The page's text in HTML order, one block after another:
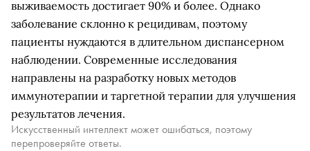
выживаемость достигает 90% и более. Однако
заболевание склонно к рецидивам, поэтому
пациенты нуждаются в длительном диспансерном
наблюдении. Современные исследования
направлены на разработку новых методов
иммунотерапии и таргетной терапии для улучшения
результатов лечения.
Искусственный интеллект может ошибаться, поэтому
перепроверяйте ответы.